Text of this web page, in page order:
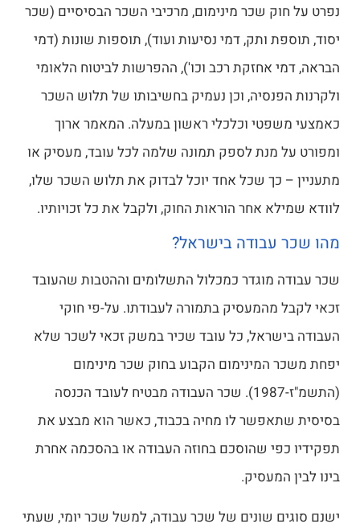
נפרט על חוק שכר מינימום, מרכיבי השכר הבסיסיים (שכר
יסוד, תוספת ותק, דמי נסיעות ועוד), תוספות שונות (דמי
הבראה, דמי אחזקת רכב וכו'), ההפרשות לביטוח הלאומי
ולקרנות הפנסיה, וכן נעמיק בחשיבותו של תלוש השכר
כאמצעי משפטי וכלכלי ראשון במעלה. המאמר ארוך
ומפורט על מנת לספק תמונה שלמה לכל עובד, מעסיק או
מתעניין – כך שכל אחד יוכל לבדוק את תלוש השכר שלו,
לוודא שמילא אחר הוראות החוק, ולקבל את כל זכויותיו.
מהו שכר עבודה בישראל?
שכר עבודה מוגדר כמכלול התשלומים וההטבות שהעובד
זכאי לקבל מהמעסיק בתמורה לעבודתו. על-פי חוקי
העבודה בישראל, כל עובד שכיר במשק זכאי לשכר שלא
יפחת משכר המינימום הקבוע בחוק שכר מינימום
(התשמ"ז-1987). שכר העבודה מבטיח לעובד הכנסה
בסיסית שתאפשר לו מחיה בכבוד, כאשר הוא מבצע את
תפקידיו כפי שהוסכם בחוזה העבודה או בהסכמה אחרת
בינו לבין המעסיק.
ישנם סוגים שונים של שכר עבודה, למשל שכר יומי, שעתי